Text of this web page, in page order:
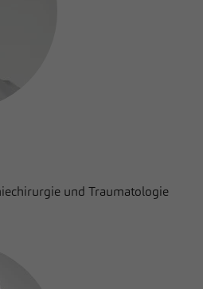
und Traumatologie